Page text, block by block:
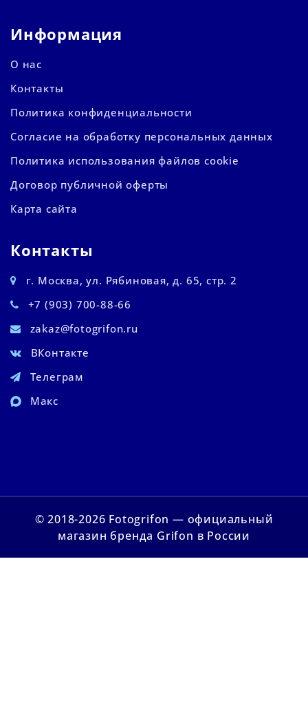
Информация
О нас
Контакты
Политика конфиденциальности
Согласие на обработку персональных данных
Политика использования файлов cookie
Договор публичной оферты
Карта сайта
Контакты
г. Москва, ул. Рябиновая, д. 65, стр. 2
+7 (903) 700-88-66
zakaz@fotogrifon.ru
ВКонтакте
Телеграм
Макс
© 2018-2026 Fotogrifon — официальный
магазин бренда Grifon в России